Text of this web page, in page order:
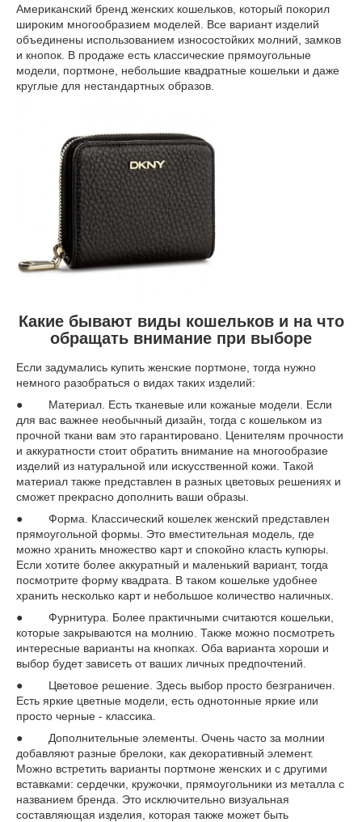
Американский бренд женских кошельков, который покорил
широким многообразием моделей. Все вариант изделий
объединены использованием износостойких молний, замков
и кнопок. В продаже есть классические прямоугольные
модели, портмоне, небольшие квадратные кошельки и даже
круглые для нестандартных образов.
Какие бывают виды кошельков и на что
обращать внимание при выборе
Если задумались купить женские портмоне, тогда нужно
немного разобраться о видах таких изделий:
● Материал. Есть тканевые или кожаные модели. Если
для вас важнее необычный дизайн, тогда с кошельком из
прочной ткани вам это гарантировано. Ценителям прочности
и аккуратности стоит обратить внимание на многообразие
изделий из натуральной или искусственной кожи. Такой
материал также представлен в разных цветовых решениях и
сможет прекрасно дополнить ваши образы.
● Форма. Классический кошелек женский представлен
прямоугольной формы. Это вместительная модель, где
можно хранить множество карт и спокойно класть купюры.
Если хотите более аккуратный и маленький вариант, тогда
посмотрите форму квадрата. В таком кошельке удобнее
хранить несколько карт и небольшое количество наличных.
● Фурнитура. Более практичными считаются кошельки,
которые закрываются на молнию. Также можно посмотреть
интересные варианты на кнопках. Оба варианта хороши и
выбор будет зависеть от ваших личных предпочтений.
● Цветовое решение. Здесь выбор просто безграничен.
Есть яркие цветные модели, есть однотонные яркие или
просто черные - классика.
● Дополнительные элементы. Очень часто за молнии
добавляют разные брелоки, как декоративный элемент.
Можно встретить варианты портмоне женских и с другими
вставками: сердечки, кружочки, прямоугольники из металла с
названием бренда. Это исключительно визуальная
составляющая изделия, которая также может быть